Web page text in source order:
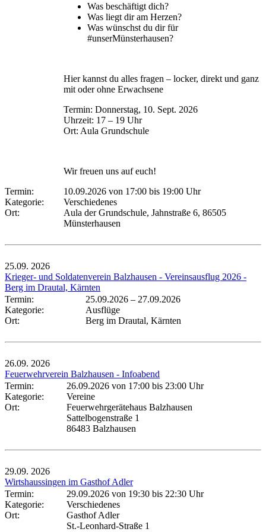
Was beschäftigt dich?
Was liegt dir am Herzen?
Was wünschst du dir für
#unserMünsterhausen?
Hier kannst du alles fragen – locker, direkt und ganz
mit oder ohne Erwachsene
Termin: Donnerstag, 10. Sept. 2026
Uhrzeit: 17 – 19 Uhr
Ort: Aula Grundschule
Wir freuen uns auf euch!
Termin:
10.09.2026 von 17:00 bis 19:00 Uhr
Kategorie:
Verschiedenes
Ort:
Aula der Grundschule, Jahnstraße 6, 86505
Münsterhausen
25.09. 2026
Krieger- und Soldatenverein Balzhausen - Vereinsausflug 2026 -
Berg im Drautal, Kärnten
Termin:
25.09.2026 – 27.09.2026
Kategorie:
Ausflüge
Ort:
Berg im Drautal, Kärnten
26.09. 2026
Feuerwehrverein Balzhausen - Infoabend
Termin:
26.09.2026 von 17:00 bis 23:00 Uhr
Kategorie:
Vereine
Ort:
Feuerwehrgerätehaus Balzhausen
Sattelbogenstraße 1
86483 Balzhausen
29.09. 2026
Wirtshaussingen im Gasthof Adler
Termin:
29.09.2026 von 19:30 bis 22:30 Uhr
Kategorie:
Verschiedenes
Ort:
Gasthof Adler
St.-Leonhard-Straße 1